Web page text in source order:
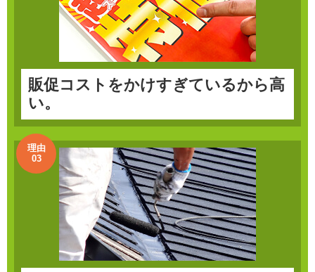
販促コストをかけすぎているから高
い。
理由
03